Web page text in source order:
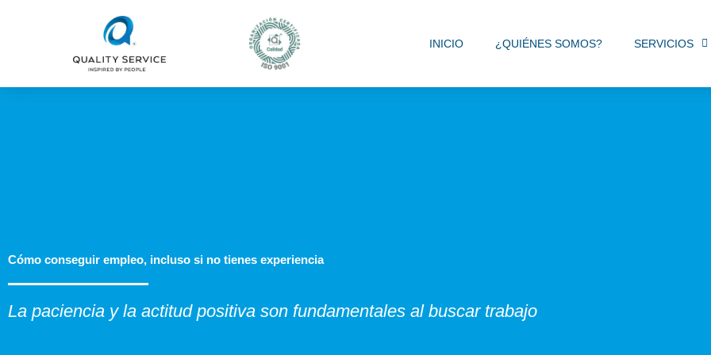
INICIO ¿QUIÉNES SOMOS? SERVICIOS
Cómo conseguir empleo, incluso si no tienes experiencia
La paciencia y la actitud positiva son fundamentales al buscar trabajo